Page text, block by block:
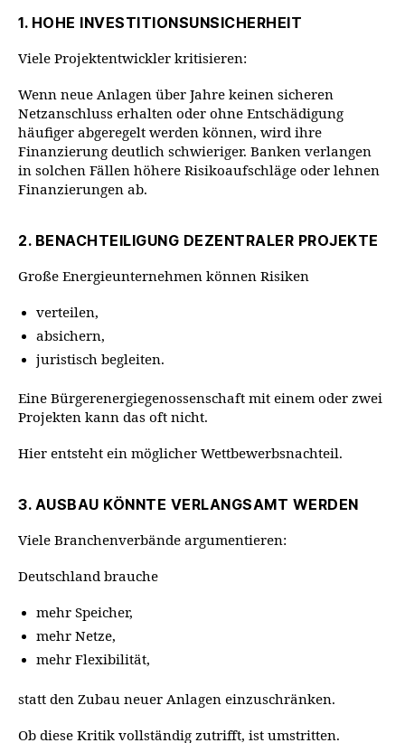
1. HOHE INVESTITIONSUNSICHERHEIT
Viele Projektentwickler kritisieren:
Wenn neue Anlagen über Jahre keinen sicheren
Netzanschluss erhalten oder ohne Entschädigung
häufiger abgeregelt werden können, wird ihre
Finanzierung deutlich schwieriger. Banken verlangen
in solchen Fällen höhere Risikoaufschläge oder lehnen
Finanzierungen ab.
2. BENACHTEILIGUNG DEZENTRALER PROJEKTE
Große Energieunternehmen können Risiken
verteilen,
absichern,
juristisch begleiten.
Eine Bürgerenergiegenossenschaft mit einem oder zwei
Projekten kann das oft nicht.
Hier entsteht ein möglicher Wettbewerbsnachteil.
3. AUSBAU KÖNNTE VERLANGSAMT WERDEN
Viele Branchenverbände argumentieren:
Deutschland brauche
mehr Speicher,
mehr Netze,
mehr Flexibilität,
statt den Zubau neuer Anlagen einzuschränken.
Ob diese Kritik vollständig zutrifft, ist umstritten.